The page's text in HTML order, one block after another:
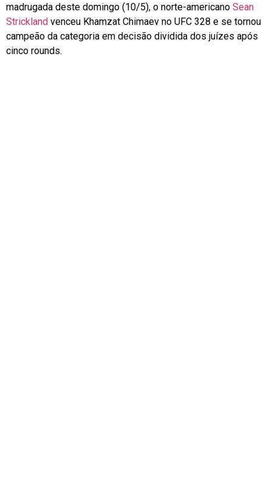
madrugada deste domingo (10/5), o norte-americano Sean
Strickland venceu Khamzat Chimaev no UFC 328 e se tornou
campeão da categoria em decisão dividida dos juízes após
cinco rounds.